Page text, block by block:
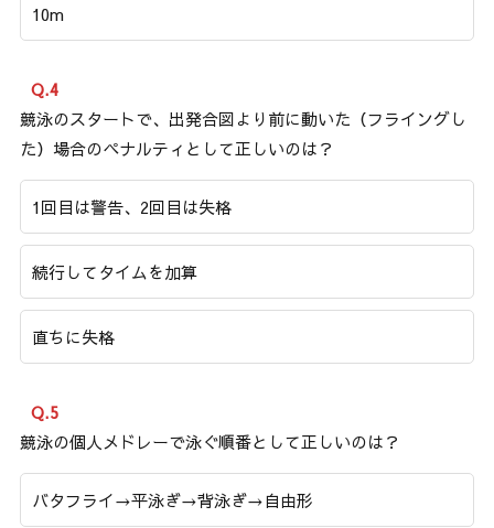
10m
Q.4
競泳のスタートで、出発合図より前に動いた（フライングし
た）場合のペナルティとして正しいのは？
1回目は警告、2回目は失格
続行してタイムを加算
直ちに失格
Q.5
競泳の個人メドレーで泳ぐ順番として正しいのは？
バタフライ→平泳ぎ→背泳ぎ→自由形